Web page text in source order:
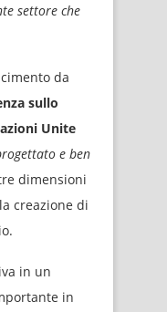
settore che
da
sullo
Unite
e ben
dimensioni
creazione di
in un
in